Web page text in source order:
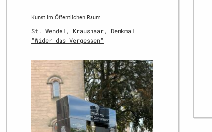
Kunst Im Öffentlichen Raum
St. Wendel, Kraushaar, Denkmal
"Wider das Vergessen"